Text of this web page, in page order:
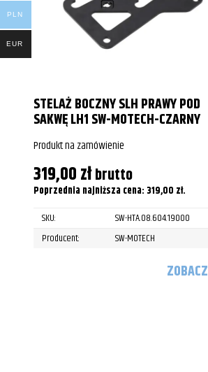
STELAŻ BOCZNY SLH PRAWY POD
SAKWĘ LH1 SW-MOTECH-CZARNY
Produkt na zamówienie
319,00złbrutto
Poprzednia najniższa cena: 319,00 zł.
SKU:
SW-HTA.08.604.19000
Producent:
SW-MOTECH
ZOBACZ
PLN
EUR